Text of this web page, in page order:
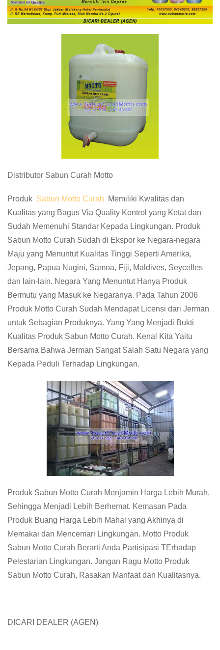
Distributor Sabun Curah Motto
Produk Sabun Motto Curah
Memiliki Kwalitas dan
Kualitas yang Bagus Via Quality Kontrol yang Ketat dan
Sudah Memenuhi Standar Kepada Lingkungan. Produk
Sabun Motto Curah Sudah di Ekspor ke Negara-negara
Maju yang Menuntut Kualitas Tinggi Seperti Amerika,
Jepang, Papua Nugini, Samoa, Fiji, Maldives, Seycelles
dan lain-lain. Negara Yang Menuntut Hanya Produk
Bermutu yang Masuk ke Negaranya. Pada Tahun 2006
Produk Motto Curah Sudah Mendapat Licensi dari Jerman
untuk Sebagian Produknya. Yang Yang Menjadi Bukti
Kualitas Produk Sabun Motto Curah. Kenal Kita Yaitu
Bersama Bahwa Jerman Sangat Salah Satu Negara yang
Kepada Peduli Terhadap Lingkungan.
Produk Sabun Motto Curah Menjamin Harga Lebih Murah,
Sehingga Menjadi Lebih Berhemat. Kemasan Pada
Produk Buang Harga Lebih Mahal yang Akhinya di
Memakai dan Mencemari Lingkungan. Motto Produk
Sabun Motto Curah Berarti Anda Partisipasi TErhadap
Pelestarian Lingkungan. Jangan Ragu Motto Produk
Sabun Motto Curah, Rasakan Manfaat dan Kualitasnya.
DICARI DEALER (AGEN)